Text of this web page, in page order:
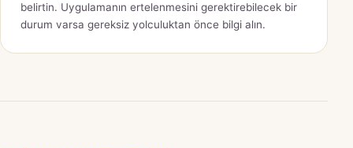
belirtin. Uygulamanın ertelenmesini gerektirebilecek bir
durum varsa gereksiz yolculuktan önce bilgi alın.